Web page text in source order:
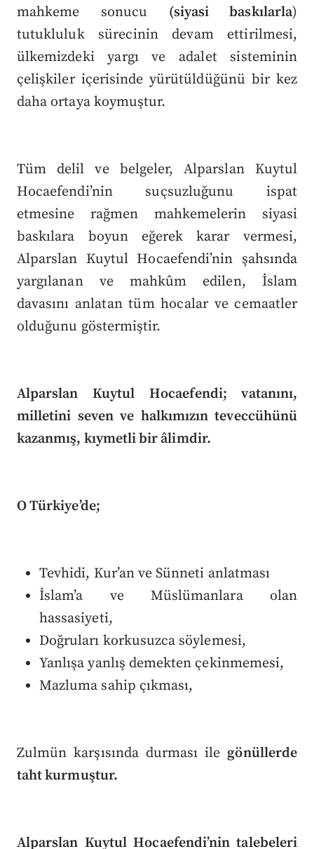
mahkeme sonucu (siyasi baskılarla)
tutukluluk sürecinin devam ettirilmesi,
ülkemizdeki yargı ve adalet sisteminin
çelişkiler içerisinde yürütüldüğünü bir kez
daha ortaya koymuştur.
Tüm delil ve belgeler, Alparslan Kuytul
Hocaefendi’nin suçsuzluğunu ispat
etmesine rağmen mahkemelerin siyasi
baskılara boyun eğerek karar vermesi,
Alparslan Kuytul Hocaefendi’nin şahsında
yargılanan ve mahkûm edilen, İslam
davasını anlatan tüm hocalar ve cemaatler
olduğunu göstermiştir.
Alparslan Kuytul Hocaefendi; vatanını,
milletini seven ve halkımızın teveccühünü
kazanmış, kıymetli bir âlimdir.
O Türkiye’de;
Tevhidi, Kur’an ve Sünneti anlatması
İslam’a ve Müslümanlara olan
hassasiyeti,
Doğruları korkusuzca söylemesi,
Yanlışa yanlış demekten çekinmemesi,
Mazluma sahip çıkması,
Zulmün karşısında durması ilegönüllerde
taht kurmuştur.
Alparslan Kuytul Hocaefendi’nin talebeleri